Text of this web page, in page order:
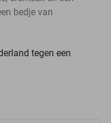
bedje van
tegen een